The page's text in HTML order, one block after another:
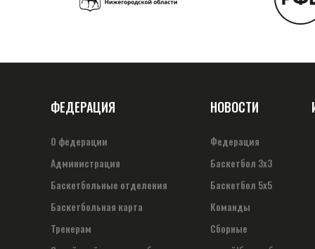
ФЕДЕРАЦИЯ
О федерации
Администрация
Баскетбольные отделения
Баскетбольная карта
Тренерам
НОВОСТИ
Федерация
Баскетбол 3х3
Баскетбол 5х5
Команды
Сборные